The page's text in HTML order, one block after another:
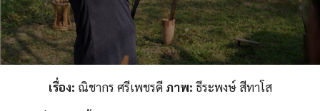
เรื่อง: ณิชากร ศรีเพชรดี ภาพ: ธีระพงษ์ สีทาโส